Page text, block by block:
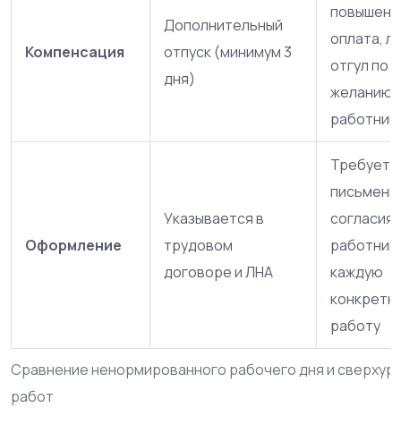
Сравнение ненормированного рабочего дня и
работ
Компенсация
Дополнительный
отпуск (минимум 3
дня)
оплата,
отгул по
желанию
Оформление
Указывается в
трудовом
договоре и ЛНА
Требует
согласия
каждую
работу